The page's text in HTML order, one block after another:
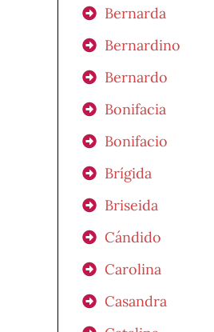
Bernarda
Bernardino
Bernardo
Bonifacia
Bonifacio
Brígida
Briseida
Cándido
Carolina
Casandra